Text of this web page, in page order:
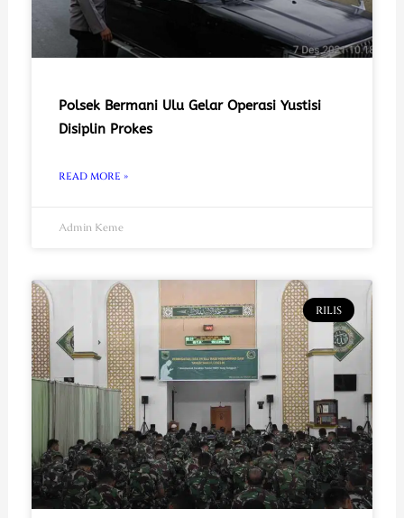
Polsek Bermani Ulu Gelar Operasi Yustisi
Disiplin Prokes
READ MORE »
Admin Keme
RILIS